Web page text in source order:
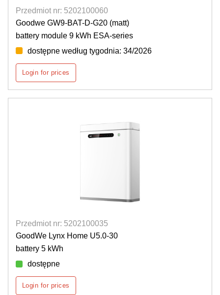
Przedmiot nr: 5202100060
Goodwe GW9-BAT-D-G20 (matt)
battery module 9 kWh ESA-series
dostępne według tygodnia: 34/2026
Login for prices
Przedmiot nr: 5202100035
GoodWe Lynx Home U5.0-30
battery 5 kWh
dostępne
Login for prices